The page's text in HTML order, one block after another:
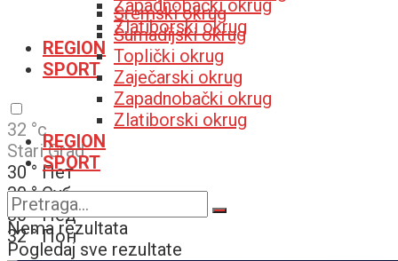
Zapadnobački okrug
Zlatiborski okrug
REGION
SPORT
32 °c
Stari Grad
30 ° Пет
30 ° Суб
30 ° Нед
32 ° Пон
Sremski okrug
Šumadijski okrug
Toplički okrug
Zaječarski okrug
Zapadnobački okrug
Zlatiborski okrug
REGION
SPORT
Nema rezultata
Pogledaj sve rezultate